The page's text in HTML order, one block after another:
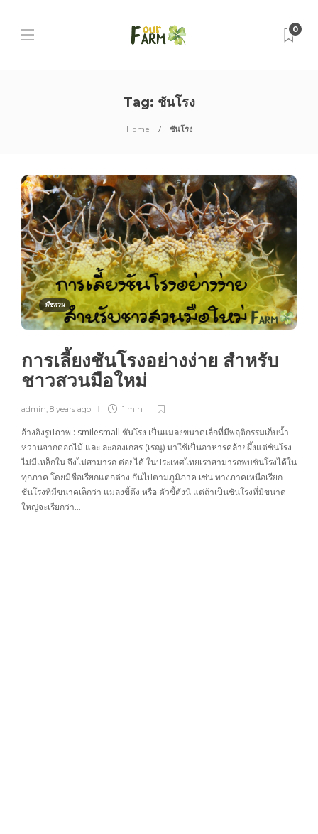
0
Tag: ชันโรง
Home ชันโรง
พืชสวน
การเลี้ยงชันโรงอย่างง่าย สำหรับ
ชาวสวนมือใหม่
admin, 8 years ago 1 min
อ้างอิงรูปภาพ : smilesmall ชันโรง เป็นแมลงขนาดเล็กที่มีพฤติกรรมเก็บน้ำ
หวานจากดอกไม้ และ ละอองเกสร (เรณู) มาใช้เป็นอาหารคล้ายผึ้งแต่ชันโรง
ไม่มีเหล็กใน จึงไม่สามารถ ต่อยได้ ในประเทศไทยเราสามารถพบชันโรงได้ใน
ทุกภาค โดยมีชื่อเรียกแตกต่าง กันไปตามภูมิภาค เช่น ทางภาคเหนือเรียก
ชันโรงที่มีขนาดเล็กว่า แมลงขี้ตึง หรือ ตัวขี้ตังนี แต่ถ้าเป็นชันโรงที่มีขนาด
ใหญ่จะเรียกว่า…